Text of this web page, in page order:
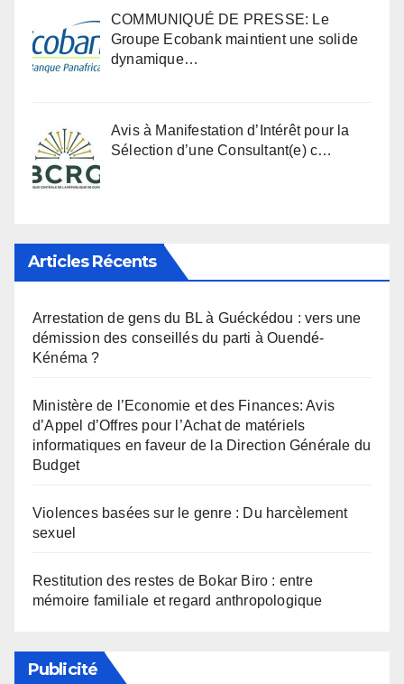
COMMUNIQUÉ DE PRESSE: Le
Groupe Ecobank maintient une solide
dynamique…
Avis à Manifestation d’Intérêt pour la
Sélection d’une Consultant(e) c…
Articles Récents
Arrestation de gens du BL à Guéckédou : vers une
démission des conseillés du parti à Ouendé-
Kénéma ?
Ministère de l’Economie et des Finances: Avis
d’Appel d’Offres pour l’Achat de matériels
informatiques en faveur de la Direction Générale du
Budget
Violences basées sur le genre : Du harcèlement
sexuel
Restitution des restes de Bokar Biro : entre
mémoire familiale et regard anthropologique
Publicité